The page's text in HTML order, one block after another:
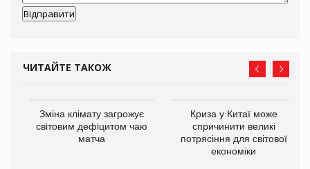
ЧИТАЙТЕ ТАКОЖ
Зміна клімату загрожує
світовим дефіцитом чаю
матча
Криза у Китаї може
спричинити великі
потрясіння для світової
економіки